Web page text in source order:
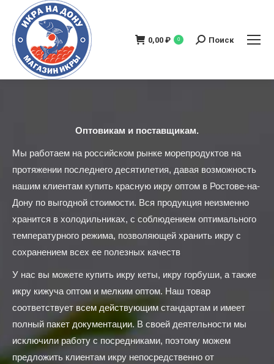
0,00 ₽ 0 Поиск:
Поиск
Оптовикам и поставщикам.
Мы работаем на российском рынке морепродуктов на
протяжении последнего десятилетия, давая возможность
нашим клиентам купить красную икру оптом в Ростове-на-
Дону по выгодной стоимости. Вся продукция неизменно
хранится в холодильниках, с соблюдением оптимального
температурного режима, позволяющей хранить икру с
сохранением всех ее полезных качеств
У нас вы можете купить икру кеты, икру горбуши, а также
икру кижуча оптом и мелким оптом. Наш товар
соответствует всем действующим стандартам и имеет
полный пакет документации. В своей деятельности мы
исключили работу с посредниками, поэтому можем
предложить клиентам икру непосредственно от